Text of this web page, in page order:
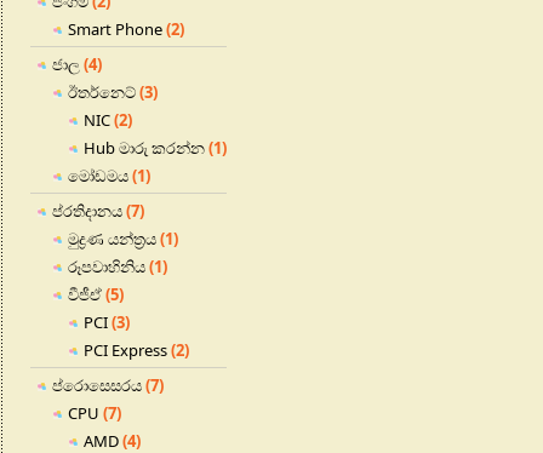
Smart Phone(2)
ජාල (4)
ඊතර්නෙට්(3)
NIC(2)
Hub මාරු කරන්න(1)
මෝඩමය(1)
ප්රතිදානය(7)
මුද්‍රණ යන්ත්‍රය(1)
රූපවාහිනිය(1)
වීජීඒ(5)
PCI(3)
PCI Express(2)
ප්රොසෙසරය(7)
CPU (7)
AMD(4)